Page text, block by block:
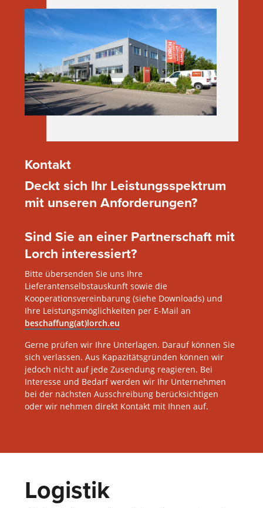
Kontakt
Deckt sich Ihr Leistungsspektrum
mit unseren Anforderungen?
Sind Sie an einer Partnerschaft mit
Lorch interessiert?
Bitte übersenden Sie uns Ihre
Lieferantenselbstauskunft sowie die
Kooperationsvereinbarung (siehe Downloads) und
Ihre Leistungsmöglichkeiten per E-Mail an
beschaffung(at)lorch.eu
Gerne prüfen wir Ihre Unterlagen. Darauf können Sie
sich verlassen. Aus Kapazitätsgründen können wir
jedoch nicht auf jede Zusendung reagieren. Bei
Interesse und Bedarf werden wir Ihr Unternehmen
bei der nächsten Ausschreibung berücksichtigen
oder wir nehmen direkt Kontakt mit Ihnen auf.
Logistik